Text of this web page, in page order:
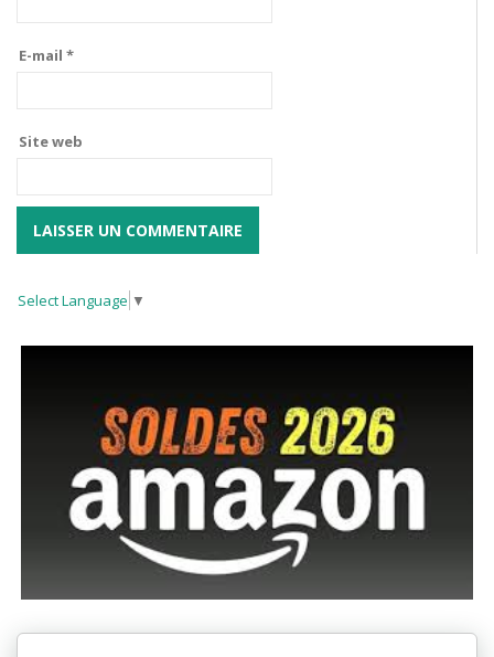
E-mail *
Site web
Select Language ▼